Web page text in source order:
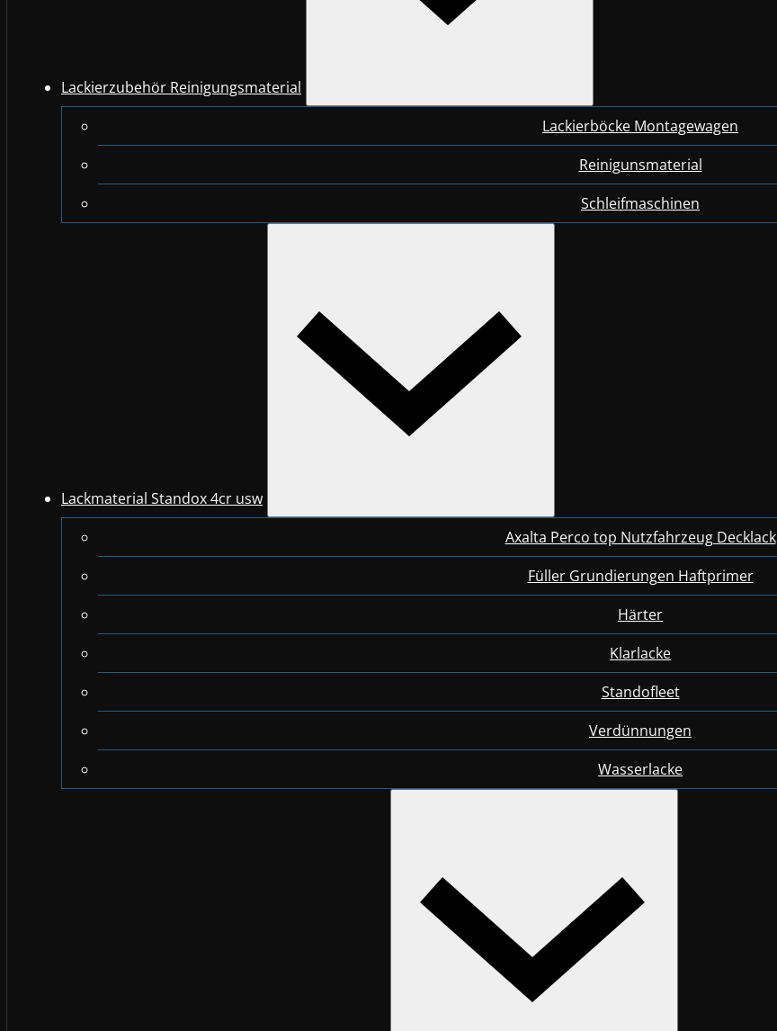
Lackierzubehör Reinigungsmaterial
Lackierböcke Montagewagen
Reinigunsmaterial
Schleifmaschinen
Lackmaterial Standox 4cr usw
Axalta Perco top Nutzfahrzeug Decklack
Füller Grundierungen Haftprimer
Härter
Klarlacke
Standofleet
Verdünnungen
Wasserlacke